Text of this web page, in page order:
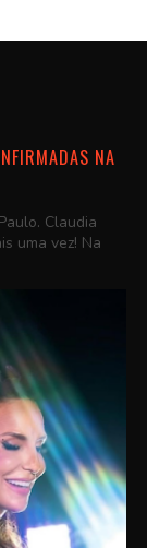
NA
Claudia
uma vez! Na